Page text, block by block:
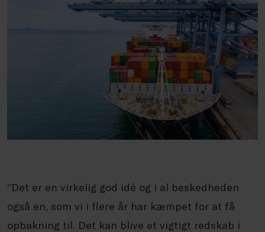
”Det er en virkelig god idé og i al beskedheden
også en, som vi i flere år har kæmpet for at få
opbakning til. Det kan blive et vigtigt redskab i